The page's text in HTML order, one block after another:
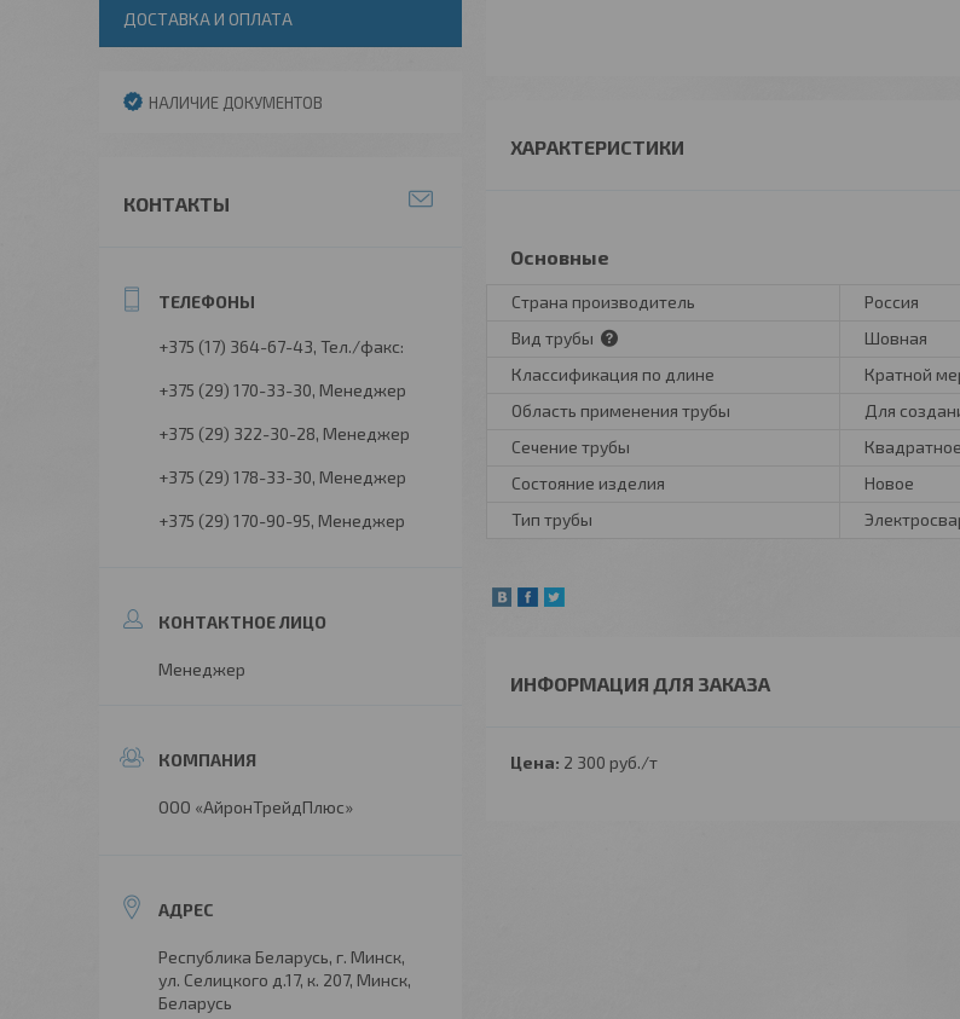
ХАРАКТЕРИСТИКИ
Основные
Страна производитель
Россия
Вид трубы
Шовная
Классификация по длине
Кратной
Область применения трубы
Для
Сечение трубы
Квадратное
Состояние изделия
Новое
Тип трубы
ИНФОРМАЦИЯ ДЛЯ ЗАКАЗА
Цена: 2 300 руб./т
ДОСТАВКА И ОПЛАТА
НАЛИЧИЕ ДОКУМЕНТОВ
КОНТАКТЫ
+375 (17) 364-67-43 Тел./факс:
+375 (29) 170-33-30 Менеджер
+375 (29) 322-30-28 Менеджер
+375 (29) 178-33-30 Менеджер
+375 (29) 170-90-95 Менеджер
Менеджер
ООО «АйронТрейдПлюс»
Республика Беларусь, г. Минск,
ул. Селицкого д.17, к. 207, Минск,
Беларусь